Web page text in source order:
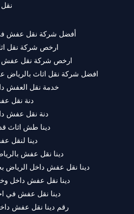
أفضل شركة نقل عفش في
ارخص شركة نقل اثاث
ارخص شركة نقل عفش في
افضل شركة نقل اثاث بالرياض عمالة
خدمة نقل العفش داخل
دنة نقل عفش
دنة نقل عفش داخل
دينا طش اثاث قديم
دينا لنقل عفش
دينا نقل عفش بالرياض 200 ريال-
دينا نقل عفش داخل الرياض بخصم 50 % -
دينا نقل عفش داخل وخارج
دينا نقل عفش في احياء
رقم دينا نقل عفش داخل